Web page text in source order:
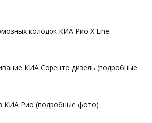
колодок КИА Рио X Line
КИА Соренто дизель (подробные
КИА Рио (подробные фото)